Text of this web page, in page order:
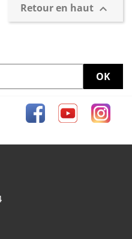
Retour en haut 
FacebookYouTube